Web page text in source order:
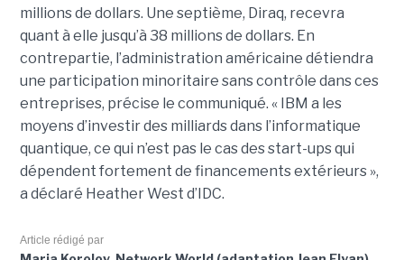
millions de dollars. Une septième, Diraq, recevra
quant à elle jusqu’à 38 millions de dollars. En
contrepartie, l’administration américaine détiendra
une participation minoritaire sans contrôle dans ces
entreprises, précise le communiqué. « IBM a les
moyens d’investir des milliards dans l’informatique
quantique, ce qui n’est pas le cas des start-ups qui
dépendent fortement de financements extérieurs »,
a déclaré Heather West d’IDC.
Article rédigé par